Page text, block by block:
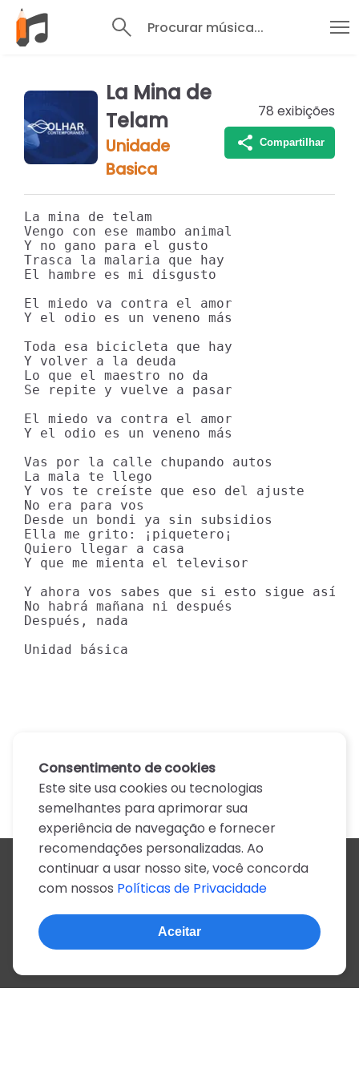
Procurar música...
La Mina de
Telam
Unidade
Basica
78 exibições
Compartilhar
La mina de telam
Vengo con ese mambo animal
Y no gano para el gusto
Trasca la malaria que hay
El hambre es mi disgusto
El miedo va contra el amor
Y el odio es un veneno más
Toda esa bicicleta que hay
Y volver a la deuda
Lo que el maestro no da
Se repite y vuelve a pasar
El miedo va contra el amor
Y el odio es un veneno más
Vas por la calle chupando autos
La mala te llego
Y vos te creíste que eso del ajuste
No era para vos
Desde un bondi ya sin subsidios
Ella me grito: ¡piquetero¡
Quiero llegar a casa
Y que me mienta el televisor
Y ahora vos sabes que si esto sigue así
No habrá mañana ni después
Después, nada
Unidad básica
Todos os artistas
A
B C D E F G H I J
N
O P Q R S T U V W X
Z
0-9
© 2022, mais de 2 milhões de cifras e letras
Consentimento de cookies
Este site usa cookies ou tecnologias
semelhantes para aprimorar sua
experiência de navegação e fornecer
recomendações personalizadas. Ao
continuar a usar nosso site, você concorda
com nossos Políticas de Privacidade
Aceitar